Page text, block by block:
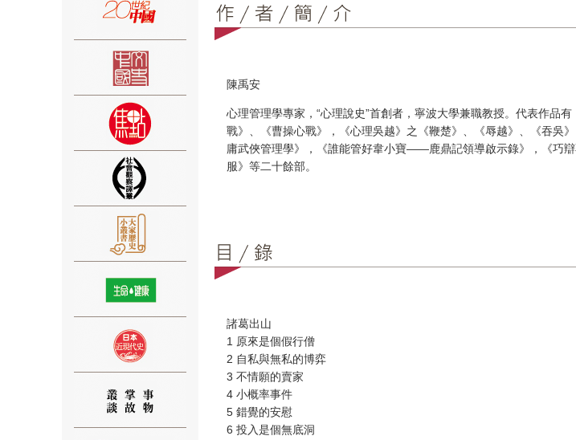
陳禹安
心理管理學專家，“心理說史”首創者，寧波大學兼職教授。代表作品
戰》、《曹操心戰》，《心理吳越》之《鞭楚》、《辱越》、《吞
庸武俠管理學》，《誰能管好韋小寶——鹿鼎記領導啟示錄》，《巧
服》等二十餘部。
諸葛出山
1 原來是個假行僧
2 自私與無私的博弈
3 不情願的賣家
4 小概率事件
5 錯覺的安慰
6 投入是個無底洞